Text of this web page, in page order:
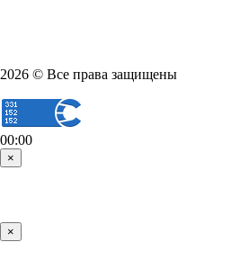
2026 © Все права защищены
00:00
×
×